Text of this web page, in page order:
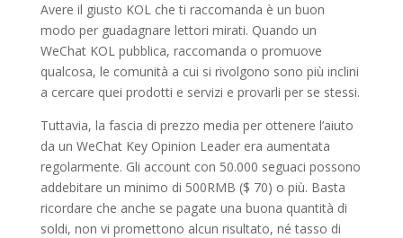
Avere il giusto KOL che ti raccomanda è un buon
modo per guadagnare lettori mirati. Quando un
WeChat KOL pubblica, raccomanda o promuove
qualcosa, le comunità a cui si rivolgono sono più inclini
a cercare quei prodotti e servizi e provarli per se stessi.
Tuttavia, la fascia di prezzo media per ottenere l’aiuto
da un WeChat Key Opinion Leader era aumentata
regolarmente. Gli account con 50.000 seguaci possono
addebitare un minimo di 500RMB ($ 70) o più. Basta
ricordare che anche se pagate una buona quantità di
soldi, non vi promettono alcun risultato, né tasso di